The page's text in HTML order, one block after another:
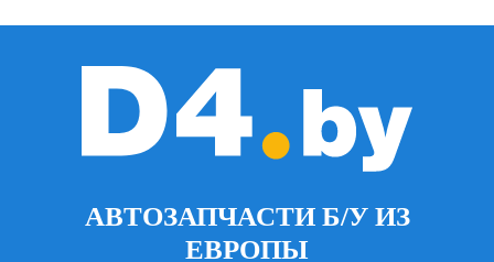
АВТОЗАПЧАСТИ Б/У ИЗ
ЕВРОПЫ